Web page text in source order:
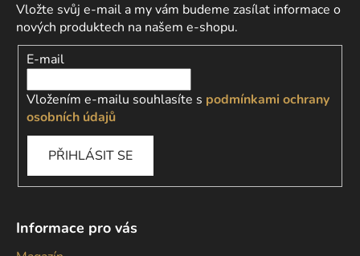
Vložte svůj e-mail a my vám budeme zasílat informace o
nových produktech na našem e-shopu.
E-mail
Vložením e-mailu souhlasíte s podmínkami ochrany
osobních údajů
PŘIHLÁSIT SE
Informace pro vás